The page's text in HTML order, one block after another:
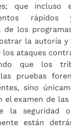
que incluso
de los
la autoría y
los ataques
que los
pruebas
sino
el examen de
la seguridad
están